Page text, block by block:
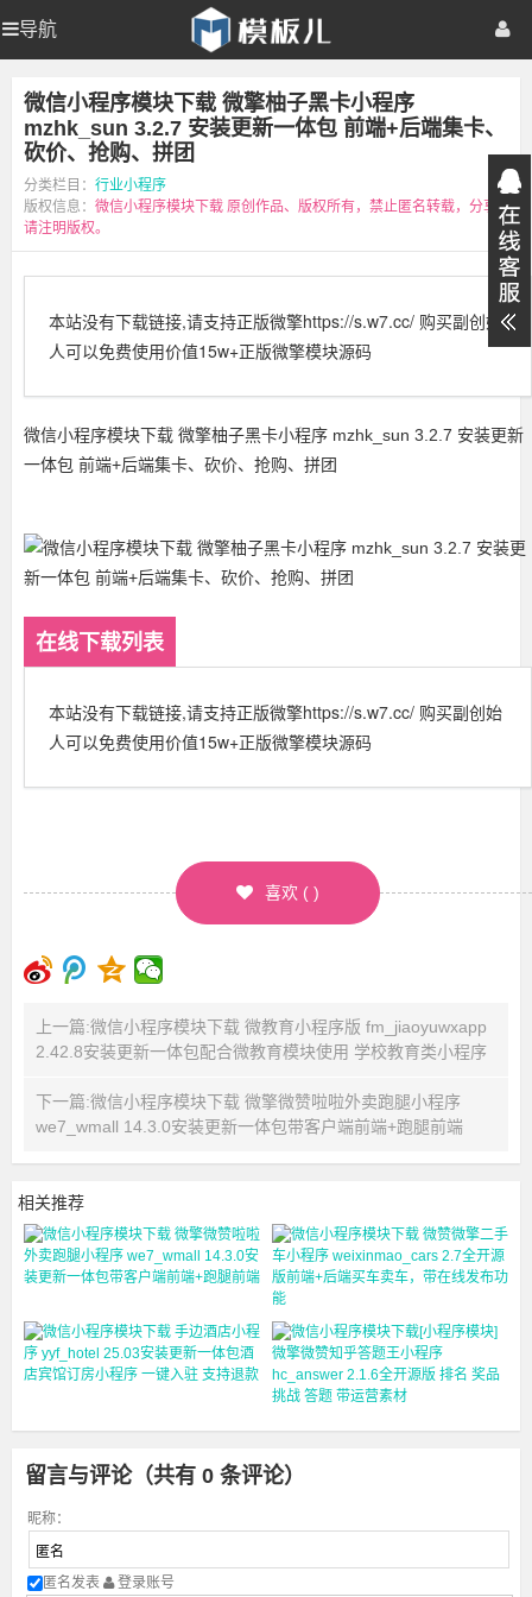
导航
【模
板
儿
长
资
源
网】
【模
板
儿
站
网】
首页
模板 整站 网页 手机 插件 资源
视频 学院
微信小程序模块下载 微擎柚子黑卡小程序
mzhk_sun 3.2.7 安装更新一体包 前端+后端集卡、
砍价、抢购、拼团
分类栏目： 行业小程序
版权信息： 微信小程序模块下载 原创作品、版权所有，禁止匿名转载，分享
请注明版权。
本站没有下载链接,请支持正版微擎https://s.w7.cc/ 购买副创始
人可以免费使用价值15w+正版微擎模块源码
微信小程序模块下载 微擎柚子黑卡小程序 mzhk_sun 3.2.7 安装更新
一体包 前端+后端集卡、砍价、抢购、拼团
在线下载列表
本站没有下载链接,请支持正版微擎https://s.w7.cc/ 购买副创始
人可以免费使用价值15w+正版微擎模块源码
喜欢 ( )
上一篇:微信小程序模块下载 微教育小程序版 fm_jiaoyuwxapp
2.42.8安装更新一体包配合微教育模块使用 学校教育类小程序
下一篇:微信小程序模块下载 微擎微赞啦啦外卖跑腿小程序
we7_wmall 14.3.0安装更新一体包带客户端前端+跑腿前端
相关推荐
啦啦
微信小程序模块下载 微赞微擎
二手
小程
微信小程序模块下载[小程序模
留言与评论（共有 0 条评论）
昵称：
匿名发表 登录账号